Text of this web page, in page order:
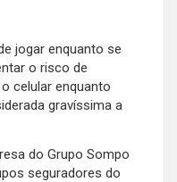
jogar enquanto se
o risco de
celular enquanto
gravíssima a
do Grupo Sompo
seguradores do